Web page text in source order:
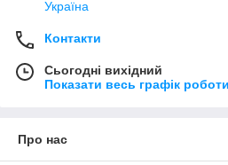
Україна
Контакти
Сьогодні вихідний
Показати весь графік роботи
Про нас